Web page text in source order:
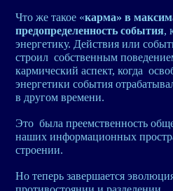
Что же такое «карма» в
предопределенность события,
энергетику. Действия или
строил собственным
кармический аспект, когда
энергетики события
в другом времени.
Это была преемственность
наших информационных
строении.
Но теперь завершается